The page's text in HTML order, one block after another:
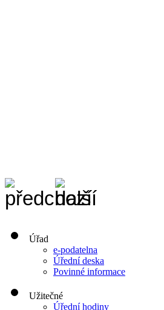
Úřad
e-podatelna
Úřední deska
Povinné informace
Užitečné
Úřední hodiny